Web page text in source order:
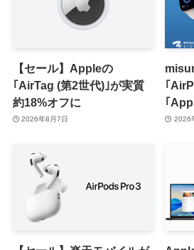
【セール】Appleの
｢AirTag (第2世代)｣が実質
約18%オフに
2026年8月7日
｢
｢
のセ
2026